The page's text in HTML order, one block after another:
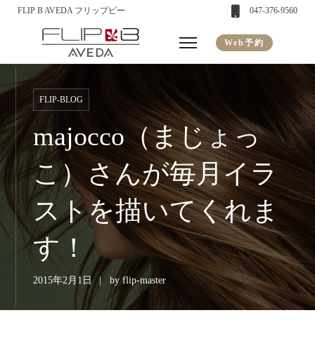
FLIP B AVEDA フリップビー 047-376-9560
Web予約
FLIP-BLOG
majocco（まじょっ
こ）さんが毎月イラ
ストを描いてくれま
す！
2015年2月1日 byflip-master